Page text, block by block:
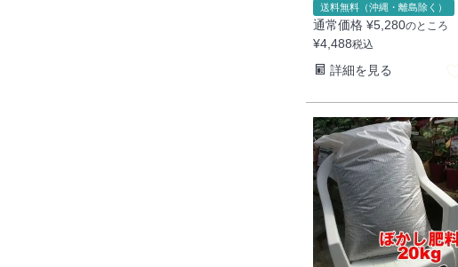
送料無料（沖縄・離島除く）
通常価格 ¥5,280のところ
¥4,488税込
詳細を見る